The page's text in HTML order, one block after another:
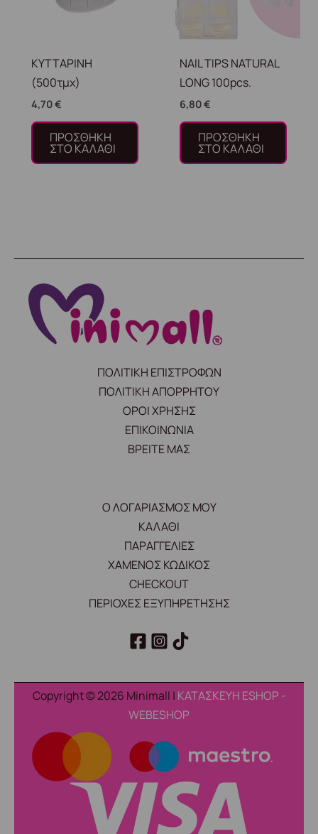
ΚΥΤΤΑΡΙΝΗ
(500τμχ)
4,70€
ΠΡΟΣΘΉΚΗ
ΣΤΟ ΚΑΛΆΘΙ
NAIL TIPS NATURAL
LONG 100pcs.
6,80€
ΠΡΟΣΘΉΚΗ
ΣΤΟ ΚΑΛΆΘΙ
ΠΟΛΙΤΙΚΗ ΕΠΙΣΤΡΟΦΩΝ
ΠΟΛΙΤΙΚΗ ΑΠΟΡΡΗΤΟΥ
ΟΡΟΙ ΧΡΗΣΗΣ
ΕΠΙΚΟΙΝΩΝΙΑ
ΒΡΕΙΤΕ ΜΑΣ
Ο ΛΟΓΑΡΙΑΣΜΟΣ ΜΟΥ
ΚΑΛΑΘΙ
ΠΑΡΑΓΓΕΛΙΕΣ
ΧΑΜΕΝΟΣ ΚΩΔΙΚΟΣ
CHECKOUT
ΠΕΡΙΟΧΕΣ ΕΞΥΠΗΡΕΤΗΣΗΣ
Copyright © 2026 Minimall | ΚΑΤΑΣΚΕΥΗ ESHOP -
WEBESHOP